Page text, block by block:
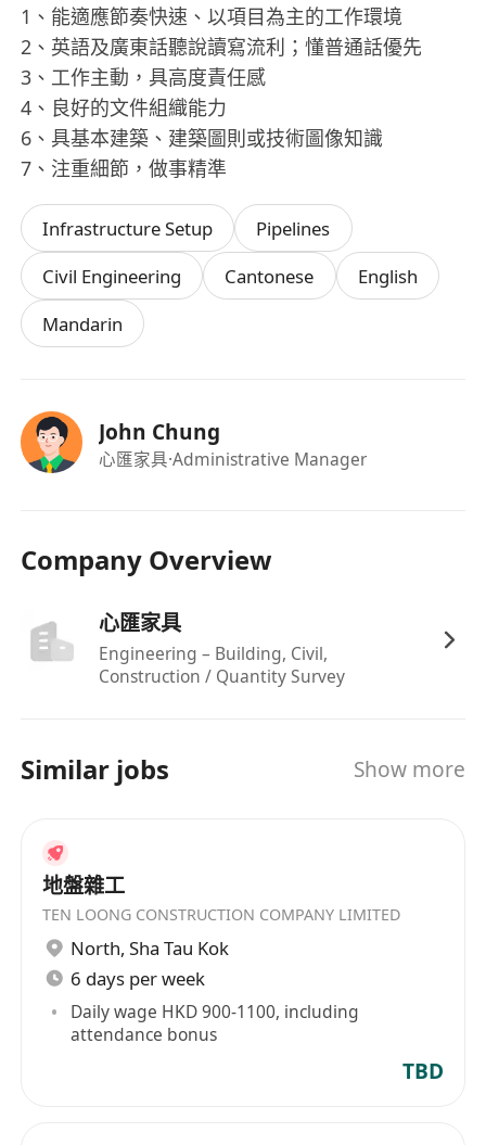
1、能適應節奏快速、以項目為主的工作環境
2、英語及廣東話聽說讀寫流利；懂普通話優先
3、工作主動，具高度責任感
4、良好的文件組織能力
6、具基本建築、建築圖則或技術圖像知識
7、注重細節，做事精準
Infrastructure Setup
Pipelines
Civil Engineering
Cantonese
English
Mandarin
John Chung
心匯家具·Administrative Manager
Company Overview
心匯家具
Engineering – Building, Civil,
Construction / Quantity Survey
Similar jobs Show more
地盤雜工
TEN LOONG CONSTRUCTION COMPANY LIMITED
North, Sha Tau Kok
6 days per week
Daily wage HKD 900-1100, including
attendance bonus
TBD